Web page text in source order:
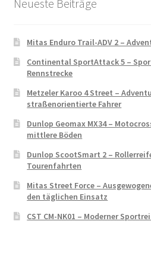
Neueste Beiträge
Mitas Enduro Trail-ADV 2 –
Continental SportAttack 5 –
Rennstrecke
Metzeler Karoo 4 Street –
straßenorientierte Fahrer
Dunlop Geomax MX34 –
mittlere Böden
Dunlop ScootSmart 2 –
Tourenfahrten
Mitas Street Force –
den täglichen Einsatz
CST CM-NK01 – Moderner